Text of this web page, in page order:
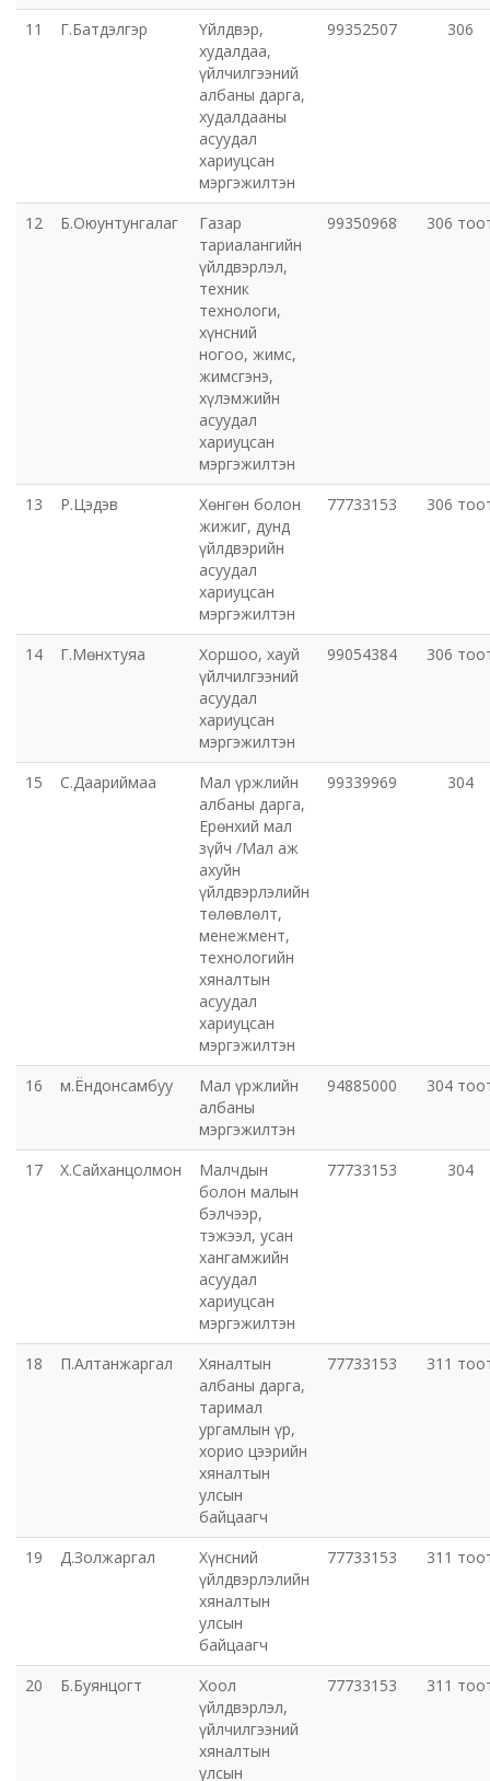
Эрдэнэт цэцэрлэгт хүрээлэн ашиглалтын өмнөх
Эрдэнэт шинжлэх ухаан, технологийн парк
11
Г.Батдэлгэр
Үйлдвэр,
худалдаа,
үйлчилгээний
албаны дарга,
худалдааны
асуудал
хариуцсан
мэргэжилтэн
99352507 306
12 Б.Оюунтунгалаг
Газар
тариалангийн
үйлдвэрлэл,
техник
технологи,
хүнсний
ногоо, жимс,
жимсгэнэ,
хүлэмжийн
асуудал
хариуцсан
мэргэжилтэн
99350968 306
13 Р.Цэдэв
Хөнгөн болон
жижиг, дунд
үйлдвэрийн
асуудал
хариуцсан
мэргэжилтэн
77733153 306
14 Г.Мөнхтуяа
Хоршоо, хауй
үйлчилгээний
асуудал
хариуцсан
мэргэжилтэн
99054384 306
15 С.Даариймаа
Мал үржлийн
албаны дарга,
Ерөнхий мал
зүйч /Мал аж
ахуйн
үйлдвэрлэлийн
төлөвлөлт,
менежмент,
технологийн
хяналтын
асуудал
хариуцсан
мэргэжилтэн
99339969 304
16 м.Ёндонсамбуу
Мал үржлийн
албаны
мэргэжилтэн
94885000 304
17 Х.Сайханцолмон
Малчдын
болон малын
бэлчээр,
тэжээл, усан
хангамжийн
асуудал
хариуцсан
мэргэжилтэн
77733153 304
18 П.Алтанжаргал
Хяналтын
албаны дарга,
таримал
ургамлын үр,
хорио цээрийн
хяналтын
улсын
байцаагч
77733153 311
19 Д.Золжаргал
Хүнсний
үйлдвэрлэлийн
хяналтын
улсын
байцаагч
77733153 311
20 Б.Буянцогт
Хоол
үйлдвэрлэл,
үйлчилгээний
хяналтын
улсын
77733153 311